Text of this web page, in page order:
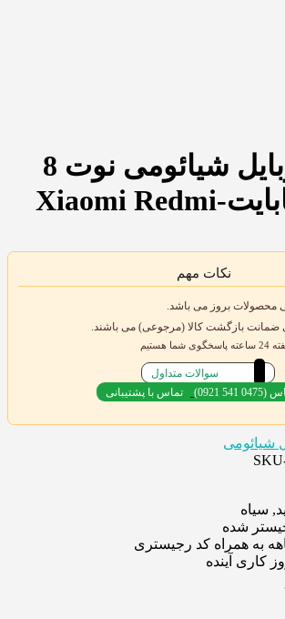
گوشی موبایل شیائومی نوت 8
تی-64گیگابایت-Xiaomi Redmi
نکات مهم
محصولات بروز می باشد.
ضمانت بازگشت کالا (مرجوعی) می باشند.
سوالات متداول
تماس
تماس با پشتیبانی
شیائومی
سیاه
شده